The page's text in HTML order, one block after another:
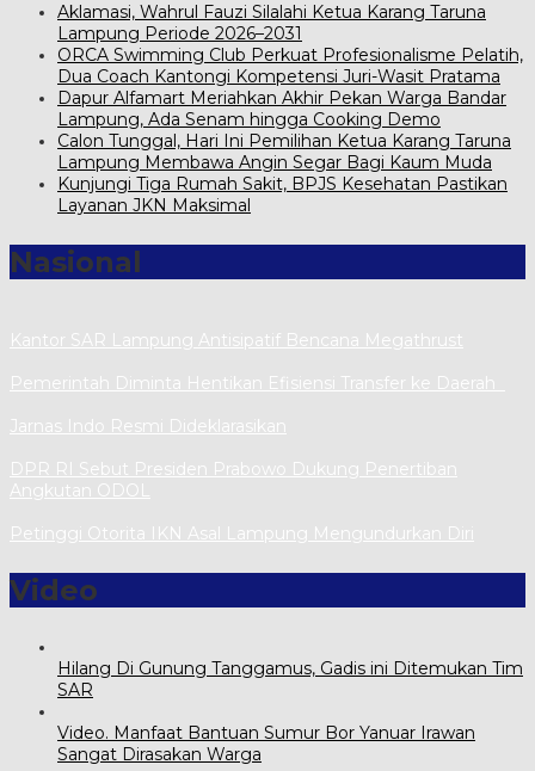
Aklamasi, Wahrul Fauzi Silalahi Ketua Karang Taruna
Lampung Periode 2026–2031
ORCA Swimming Club Perkuat Profesionalisme Pelatih,
Dua Coach Kantongi Kompetensi Juri-Wasit Pratama
Dapur Alfamart Meriahkan Akhir Pekan Warga Bandar
Lampung, Ada Senam hingga Cooking Demo
Calon Tunggal, Hari Ini Pemilihan Ketua Karang Taruna
Lampung Membawa Angin Segar Bagi Kaum Muda
Kunjungi Tiga Rumah Sakit, BPJS Kesehatan Pastikan
Layanan JKN Maksimal
Nasional
Kantor SAR Lampung Antisipatif Bencana Megathrust
Pemerintah Diminta Hentikan Efisiensi Transfer ke Daerah
Jarnas Indo Resmi Dideklarasikan
DPR RI Sebut Presiden Prabowo Dukung Penertiban
Angkutan ODOL
Petinggi Otorita IKN Asal Lampung Mengundurkan Diri
Video
Hilang Di Gunung Tanggamus, Gadis ini Ditemukan Tim
SAR
Video. Manfaat Bantuan Sumur Bor Yanuar Irawan
Sangat Dirasakan Warga